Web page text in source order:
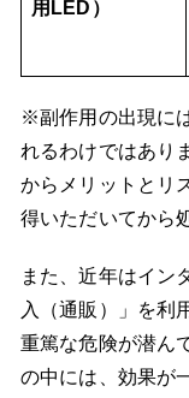
用LED）
※副作用の出現に
れるわけではあり
からメリットとリ
得いただいてから
また、近年はイン
入（通販）」を利
重篤な危険が潜ん
の中には、効果が